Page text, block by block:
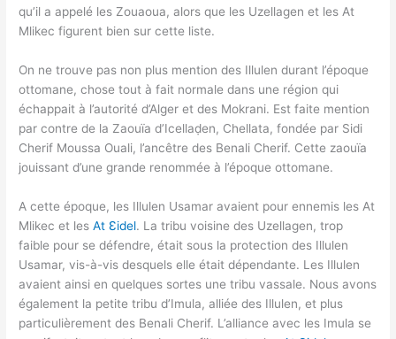
qu’il a appelé les Zouaoua, alors que les Uzellagen et les At
Mlikec figurent bien sur cette liste.
On ne trouve pas non plus mention des Illulen durant l’époque
ottomane, chose tout à fait normale dans une région qui
échappait à l’autorité d’Alger et des Mokrani. Est faite mention
par contre de la Zaouïa d’Icellaḍen, Chellata, fondée par Sidi
Cherif Moussa Ouali, l’ancêtre des Benali Cherif. Cette zaouïa
jouissant d’une grande renommée à l’époque ottomane.
A cette époque, les Illulen Usamar avaient pour ennemis les At
Mlikec et lesAt Ɛidel. La tribu voisine des Uzellagen, trop
faible pour se défendre, était sous la protection des Illulen
Usamar, vis-à-vis desquels elle était dépendante. Les Illulen
avaient ainsi en quelques sortes une tribu vassale. Nous avons
également la petite tribu d’Imula, alliée des Illulen, et plus
particulièrement des Benali Cherif. L’alliance avec les Imula se